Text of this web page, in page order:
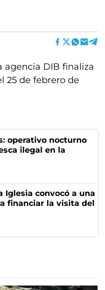
agencia DIB finaliza
25 de febrero de
operativo nocturno
ilegal en la
Iglesia convocó a una
financiar la visita del